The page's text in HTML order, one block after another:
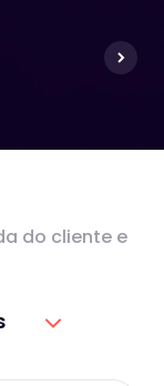
do cliente e